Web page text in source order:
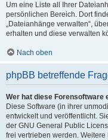
Um eine Liste all Ihrer
persönlichen Bereich. Dort
„Dateianhänge verwalten“,
erhalten und diese verwalten
Nach oben
phpBB betreffende
Wer hat diese Forensoftware
Diese Software (in ihrer
entwickelt und veröffentlicht.
der GNU General Public
frei vertrieben werden. Weitere